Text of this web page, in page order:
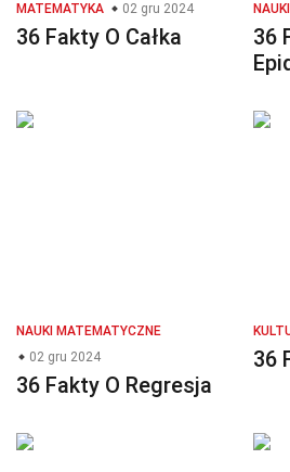
MATEMATYKA 02 gru 2024
36 Fakty O Całka
36
NAUKI MATEMATYCZNE
02 gru 2024
36 Fakty O Regresja
36